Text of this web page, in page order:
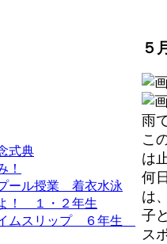
式典
！
ール授業 着衣水泳
！ １・２年生
ムスリップ ６年生
５
雨
こ
は
何
は
子
ス